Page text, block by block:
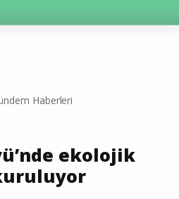
Haberleri
ekolojik